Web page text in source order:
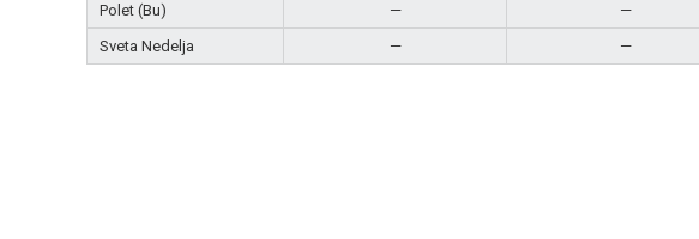
Polet (Bu) — —
Sveta Nedelja
— —